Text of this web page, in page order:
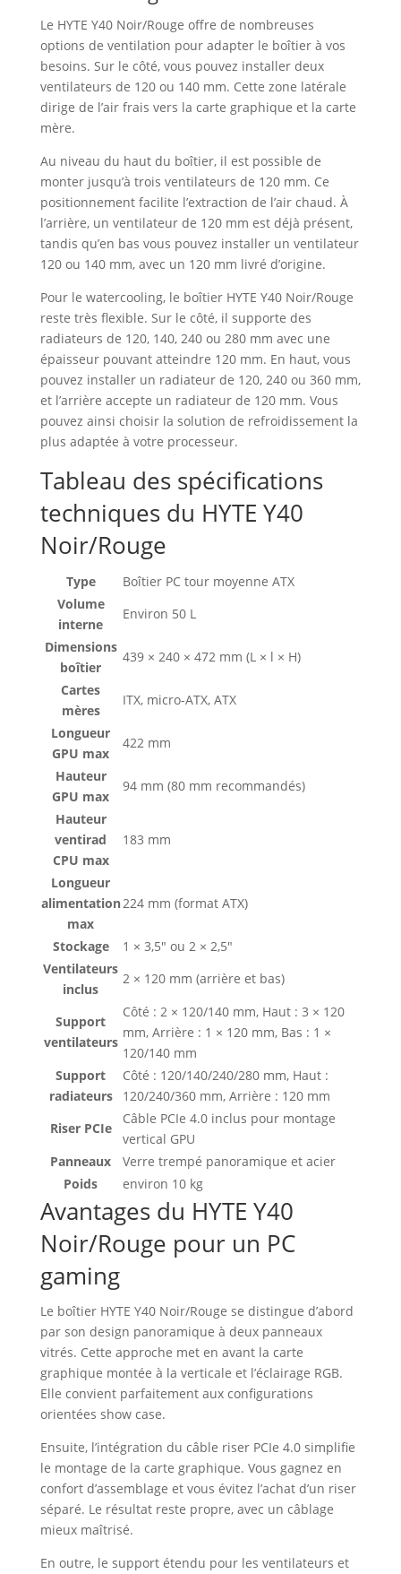
Le HYTE Y40 Noir/Rouge offre de nombreuses
options de ventilation pour adapter le boîtier à vos
besoins. Sur le côté, vous pouvez installer deux
ventilateurs de 120 ou 140 mm. Cette zone latérale
dirige de l’air frais vers la carte graphique et la carte
mère.
Au niveau du haut du boîtier, il est possible de
monter jusqu’à trois ventilateurs de 120 mm. Ce
positionnement facilite l’extraction de l’air chaud. À
l’arrière, un ventilateur de 120 mm est déjà présent,
tandis qu’en bas vous pouvez installer un ventilateur
120 ou 140 mm, avec un 120 mm livré d’origine.
Pour le watercooling, le boîtier HYTE Y40 Noir/Rouge
reste très flexible. Sur le côté, il supporte des
radiateurs de 120, 140, 240 ou 280 mm avec une
épaisseur pouvant atteindre 120 mm. En haut, vous
pouvez installer un radiateur de 120, 240 ou 360 mm,
et l’arrière accepte un radiateur de 120 mm. Vous
pouvez ainsi choisir la solution de refroidissement la
plus adaptée à votre processeur.
Tableau des spécifications
techniques du HYTE Y40
Noir/Rouge
Type
Boîtier PC tour moyenne ATX
Volume
interne
Environ 50 L
Dimensions
boîtier
439 × 240 × 472 mm (L × l × H)
Cartes
mères
ITX, micro‑ATX, ATX
Longueur
GPU max
422 mm
Hauteur
GPU max
94 mm (80 mm recommandés)
Hauteur
ventirad
CPU max
183 mm
Longueur
alimentation
max
224 mm (format ATX)
Stockage
1 × 3,5″ ou 2 × 2,5″
Ventilateurs
inclus
2 × 120 mm (arrière et bas)
Support
ventilateurs
Côté : 2 × 120/140 mm, Haut : 3 × 120
mm, Arrière : 1 × 120 mm, Bas : 1 ×
120/140 mm
Support
radiateurs
Côté : 120/140/240/280 mm, Haut :
120/240/360 mm, Arrière : 120 mm
Riser PCIe
Câble PCIe 4.0 inclus pour montage
vertical GPU
Panneaux
Verre trempé panoramique et acier
Poids
environ 10 kg
Avantages du HYTE Y40
Noir/Rouge pour un PC
gaming
Le boîtier HYTE Y40 Noir/Rouge se distingue d’abord
par son design panoramique à deux panneaux
vitrés. Cette approche met en avant la carte
graphique montée à la verticale et l’éclairage RGB.
Elle convient parfaitement aux configurations
orientées show case.
Ensuite, l’intégration du câble riser PCIe 4.0 simplifie
le montage de la carte graphique. Vous gagnez en
confort d’assemblage et vous évitez l’achat d’un riser
séparé. Le résultat reste propre, avec un câblage
mieux maîtrisé.
En outre, le support étendu pour les ventilateurs et